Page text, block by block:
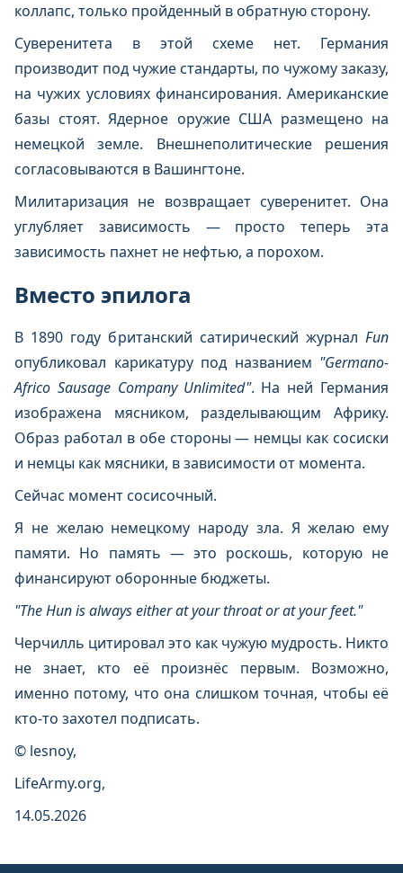
коллапс, только пройденный в обратную сторону.
Суверенитета в этой схеме нет. Германия
производит под чужие стандарты, по чужому заказу,
на чужих условиях финансирования. Американские
базы стоят. Ядерное оружие США размещено на
немецкой земле. Внешнеполитические решения
согласовываются в Вашингтоне.
Милитаризация не возвращает суверенитет. Она
углубляет зависимость — просто теперь эта
зависимость пахнет не нефтью, а порохом.
Вместо эпилога
В 1890 году британский сатирический журнал Fun
опубликовал карикатуру под названием "Germano-
Africo Sausage Company Unlimited". На ней Германия
изображена мясником, разделывающим Африку.
Образ работал в обе стороны — немцы как сосиски
и немцы как мясники, в зависимости от момента.
Сейчас момент сосисочный.
Я не желаю немецкому народу зла. Я желаю ему
памяти. Но память — это роскошь, которую не
финансируют оборонные бюджеты.
"The Hun is always either at your throat or at your feet."
Черчилль цитировал это как чужую мудрость. Никто
не знает, кто её произнёс первым. Возможно,
именно потому, что она слишком точная, чтобы её
кто-то захотел подписать.
© lesnoy,
LifeArmy.org,
14.05.2026